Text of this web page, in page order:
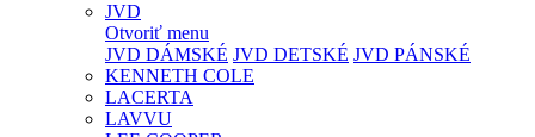
JVD
Otvoriť menu
JVD DÁMSKÉ JVD DETSKÉ JVD PÁNSKÉ
KENNETH COLE
LACERTA
LAVVU